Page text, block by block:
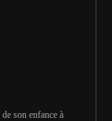
son enfance à